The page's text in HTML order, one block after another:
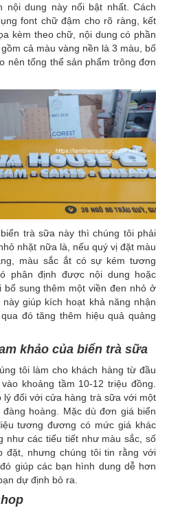
nội dung này nổi bật nhất. Cách
font chữ đậm cho rõ ràng, kết
kèm theo chữ, nội dung có phần
cả màu vàng nền là 3 màu, bố
nên tổng thể sản phẩm trông đơn
trà sữa này thì chúng tôi phải
nhặt nữa là, nếu quý vị đặt màu
màu sắc ắt có sự kém tương
phân định được nội dung hoặc
bổ sung thêm một viền đen nhỏ ở
giúp kích hoạt khả năng nhận
đó tăng thêm hiệu quả quảng
khảo của biển trà sữa
tôi làm cho khách hàng từ đầu
khoảng tầm 10-12 triệu đồng.
đối với cửa hàng trà sữa với một
hoàng. Mặc dù đơn giá biển
tương đương có mức giá khác
như các tiểu tiết như màu sắc, số
đặt, nhưng chúng tôi tin rằng với
giúp các bạn hình dung dễ hơn
dự định bỏ ra.